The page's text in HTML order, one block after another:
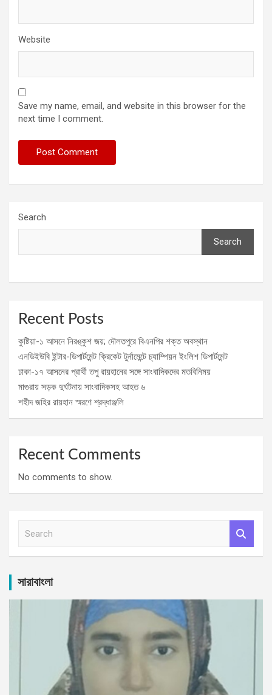
Website
Save my name, email, and website in this browser for the
next time I comment.
Search
Search
Recent Posts
কুষ্টিয়া-১ আসনে নিরঙ্কুশ জয়; দৌলতপুরে বিএনপির শক্ত অবস্থান
এনডিইউবি ইন্টার-ডিপার্টমেন্ট ক্রিকেট টুর্নামেন্টে চ্যাম্পিয়ন ইংলিশ ডিপার্টমেন্ট
ঢাকা-১৭ আসনের প্রার্থী তপু রায়হানের সঙ্গে সাংবাদিকদের মতবিনিময়
মাগুরায় সড়ক দুর্ঘটনায় সাংবাদিকসহ আহত ৬
শহীদ জহির রায়হান স্মরণে শ্রদ্ধাঞ্জলি
Recent Comments
No comments to show.
c
সারাবাংলা